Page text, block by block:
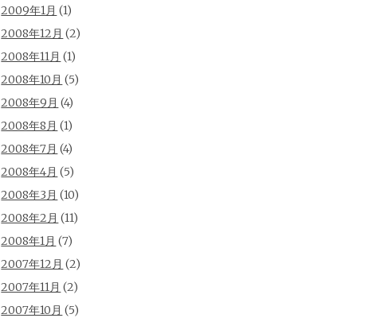
2009年1月 (1)
2008年12月 (2)
2008年11月 (1)
2008年10月 (5)
2008年9月 (4)
2008年8月 (1)
2008年7月 (4)
2008年4月 (5)
2008年3月 (10)
2008年2月 (11)
2008年1月 (7)
2007年12月 (2)
2007年11月 (2)
2007年10月 (5)